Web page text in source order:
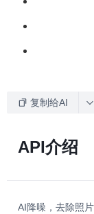
复制给AI
API介绍
AI降噪，去除照